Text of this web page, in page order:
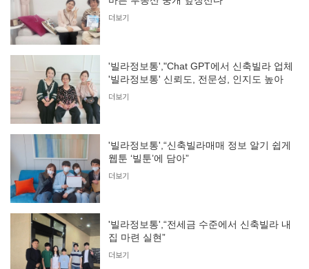
더보기
'빌라정보통',"Chat GPT에서 신축빌라 업체
'빌라정보통' 신뢰도, 전문성, 인지도 높아
더보기
'빌라정보통',“신축빌라매매 정보 알기 쉽게
웹툰 ‘빌툰’에 담아”
더보기
'빌라정보통',“전세금 수준에서 신축빌라 내
집 마련 실현”
더보기